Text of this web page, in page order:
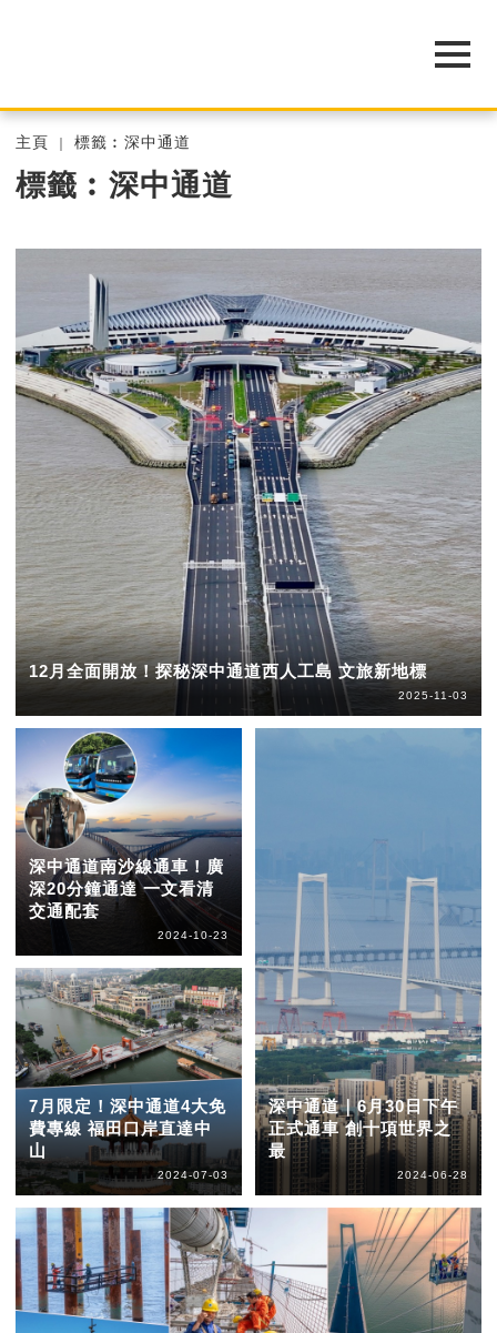
主頁 標籤︰深中通道
標籤︰深中通道
12月全面開放！探秘深中通道西人工島 文旅新地標
2025-11-03
深中通道南沙線通車！廣
深20分鐘通達 一文看清
交通配套
2024-10-23
7月限定！深中通道4大免
費專線 福田口岸直達中
山
2024-07-03
深中通道｜6月30日下午
正式通車 創十項世界之
最
2024-06-28